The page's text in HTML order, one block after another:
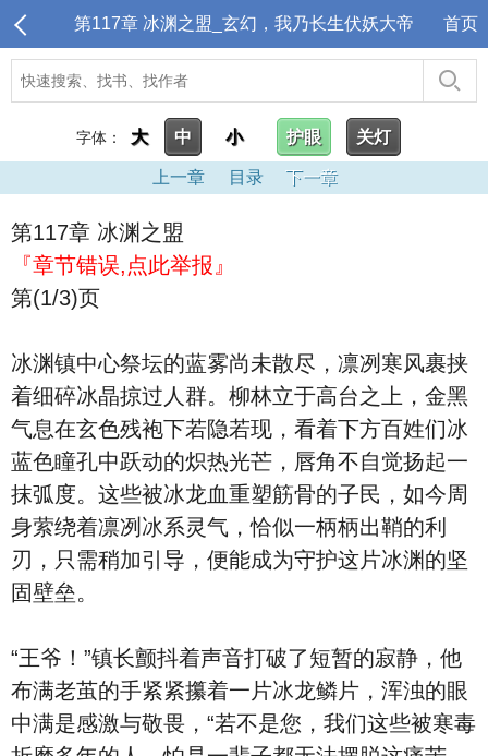
第117章 冰渊之盟_玄幻，我乃长生伏妖大帝 首页
字体： 大 中 小 护眼 关灯
上一章 目录 下一章
第117章 冰渊之盟
『章节错误,点此举报』
第(1/3)页
冰渊镇中心祭坛的蓝雾尚未散尽，凛冽寒风裹挟
着细碎冰晶掠过人群。柳林立于高台之上，金黑
气息在玄色残袍下若隐若现，看着下方百姓们冰
蓝色瞳孔中跃动的炽热光芒，唇角不自觉扬起一
抹弧度。这些被冰龙血重塑筋骨的子民，如今周
身萦绕着凛冽冰系灵气，恰似一柄柄出鞘的利
刃，只需稍加引导，便能成为守护这片冰渊的坚
固壁垒。
“王爷！”镇长颤抖着声音打破了短暂的寂静，他
布满老茧的手紧紧攥着一片冰龙鳞片，浑浊的眼
中满是感激与敬畏，“若不是您，我们这些被寒毒